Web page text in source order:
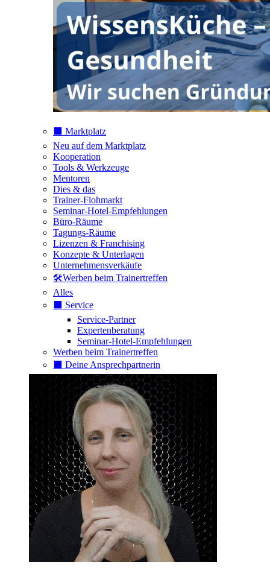
⬛️ Marktplatz
Neu auf dem Marktplatz
Kooperation
Tools & Werkzeuge
Mentoren
Dies & das
Trainer-Flohmarkt
Seminar-Hotel-Empfehlungen
Büro-Räume
Tagungs-Räume
Lizenzen & Franchising
Konzepte & Unterlagen
Unternehmensverkäufe
🛠️Werben beim Trainertreffen
Alles
⬛️ Service
Service-Partner
Expertenberatung
Seminar-Hotel-Empfehlungen
Werben beim Trainertreffen
⬛️ Deine Ansprechpartnerin